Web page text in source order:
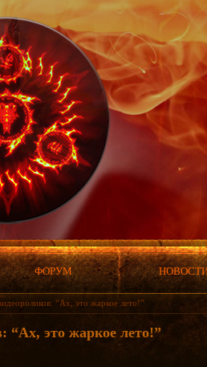
ФОРУМ
“Ах, это жаркое лето!”
“Ах, это жаркое лето!”